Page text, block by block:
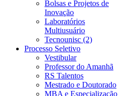
Bolsas e Projetos de
Inovação
Laboratórios
Multiusuário
Tecnounisc (2)
Processo Seletivo
Vestibular
Professor do Amanhã
RS Talentos
Mestrado e Doutorado
MBA e Especialização